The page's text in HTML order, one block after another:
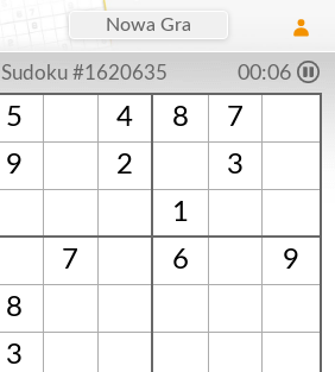
Nowa Gra
Sudoku #1620635 00:06
5 4 8
7
9 2
3
1
7
6
9
8
3